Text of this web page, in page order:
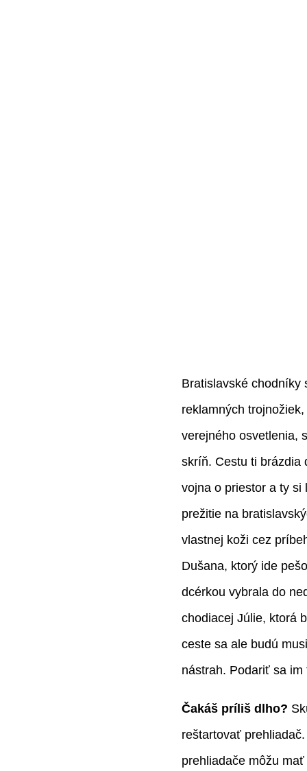
Bratislavské chodníky
reklamných
verejného osvetlenia,
skríň. Cestu ti brázdia
vojna o priestor a ty si
prežitie na
vlastnej koži cez
Dušana, ktorý ide
dcérkou vybrala do
chodiacej Júlie, ktorá
ceste sa ale budú
nástrah. Podariť sa
Čakáš príliš dlho?
reštartovať
prehliadače môžu